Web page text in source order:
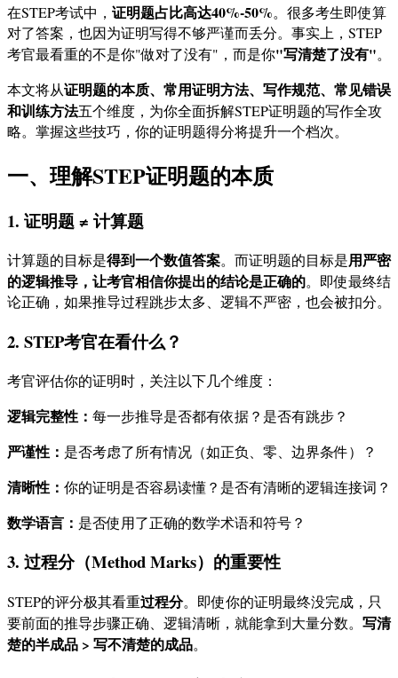
在STEP考试中， 证明题占比高达40%-50%。很多考生即使算
对了答案，也因为证明写得不够严谨而丢分。事实上，STEP
考官最看重的不是你"做对了没有"，而是你"写清楚了没有"。
本文将从证明题的本质、常用证明方法、写作规范、常见错误
和训练方法五个维度，为你全面拆解STEP证明题的写作全攻
略。掌握这些技巧，你的证明题得分将提升一个档次。
一、理解STEP证明题的本质
1. 证明题 ≠ 计算题
计算题的目标是得到一个数值答案。而证明题的目标是用严密
的逻辑推导，让考官相信你提出的结论是正确的。即使最终结
论正确，如果推导过程跳步太多、逻辑不严密，也会被扣分。
2. STEP考官在看什么？
考官评估你的证明时，关注以下几个维度：
逻辑完整性： 每一步推导是否都有依据？是否有跳步？
严谨性： 是否考虑了所有情况（如正负、零、边界条件）？
清晰性： 你的证明是否容易读懂？是否有清晰的逻辑连接词？
数学语言： 是否使用了正确的数学术语和符号？
3. 过程分（Method Marks）的重要性
STEP的评分极其看重过程分。即使你的证明最终没完成，只
要前面的推导步骤正确、逻辑清晰，就能拿到大量分数。 写清
楚的半成品 > 写不清楚的成品。